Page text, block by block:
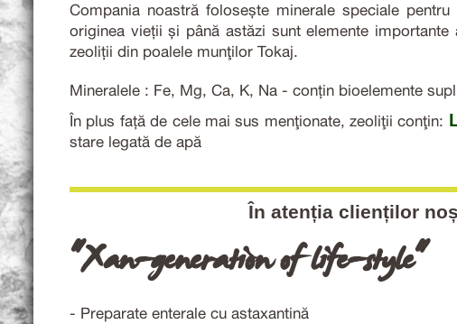
Compania noastră folosește minerale speciale
originea vieții și până astăzi sunt elemente
zeoliții din poalele munţilor Tokaj.
Mineralele : Fe, Mg, Ca, K, Na - conțin bioelemente
În plus față de cele mai sus menţionate, zeoliţii conţin:
stare legată de apă
În atenția clienților
"Xan-generation of life-style"
- Preparate enterale cu astaxantină